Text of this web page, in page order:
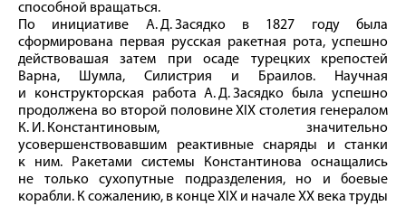
способной вращаться.
По инициативе А. Д. Засядко в 1827 году была
сформирована первая русская ракетная рота, успешно
действовашая затем при осаде турецких крепостей
Варна, Шумла, Силистрия и Браилов. Научная
и конструкторская работа А. Д. Засядко была успешно
продолжена во второй половине ХIХ столетия генералом
К. И. Константиновым, значительно
усовершенствовавшим реактивные снаряды и станки
к ним. Ракетами системы Константинова оснащались
не только сухопутные подразделения, но и боевые
корабли. К сожалению, в конце ХIХ и начале ХХ века труды